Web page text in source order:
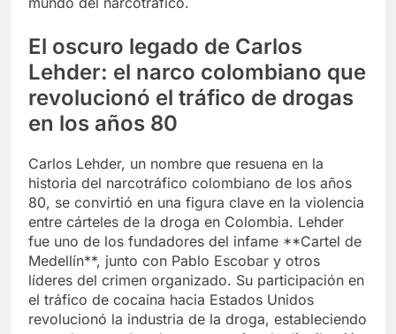
El oscuro legado de Carlos
Lehder: el narco colombiano que
revolucionó el tráfico de drogas
en los años 80
Carlos Lehder, un nombre que resuena en la
historia del narcotráfico colombiano de los años
80, se convirtió en una figura clave en la violencia
entre cárteles de la droga en Colombia. Lehder
fue uno de los fundadores del infame **Cartel de
Medellín**, junto con Pablo Escobar y otros
líderes del crimen organizado. Su participación en
el tráfico de cocaína hacia Estados Unidos
revolucionó la industria de la droga, estableciendo